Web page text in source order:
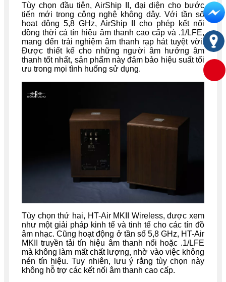
Tùy chọn đầu tiên, AirShip II, đại diện cho bước
tiến mới trong công nghệ không dây. Với tần số
hoạt động 5,8 GHz, AirShip II cho phép kết nối
đồng thời cả tín hiệu âm thanh cao cấp và .1/LFE,
mang đến trải nghiệm âm thanh rạp hát tuyệt vời.
Được thiết kế cho những người âm hưởng âm
thanh tốt nhất, sản phẩm này đảm bảo hiệu suất tối
ưu trong mọi tình huống sử dụng.
Tùy chọn thứ hai, HT-Air MKII Wireless, được xem
như một giải pháp kinh tế và tinh tế cho các tín đồ
âm nhạc. Cũng hoạt động ở tần số 5,8 GHz, HT-Air
MKII truyền tải tín hiệu âm thanh nổi hoặc .1/LFE
mà không làm mất chất lượng, nhờ vào việc không
nén tín hiệu. Tuy nhiên, lưu ý rằng tùy chọn này
không hỗ trợ các kết nối âm thanh cao cấp.